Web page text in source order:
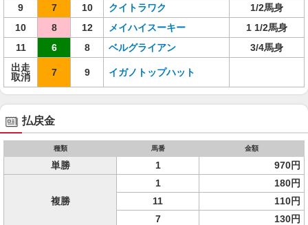
9
7 10 クイトラワク
1/2馬身
10
8 12 メイハイスーキー
1 1/2馬身
11
6 8 ベルグライアン
3/4馬身
出走
取消
7 9 イガノトップハット
払戻金
種類 馬番 金額
単勝 1 970円
複勝
1
180円
11
110円
7
130円